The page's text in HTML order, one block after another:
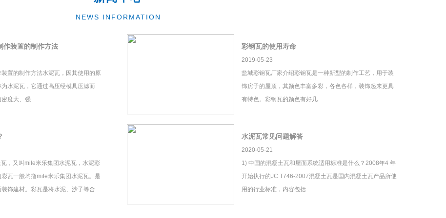
NEWS INFORMATION
作装置的制作方法
置的制作方法水泥瓦，因其使用的原
水泥瓦，它通过高压经模具压滤而
度大、强
彩钢瓦的使用寿命
2019-05-23
盐城彩钢瓦厂家介绍彩钢瓦是一种新型的制作工艺，用于装
饰房子的屋顶，其颜色丰富多彩，各色各样，装饰起来更具
有特色。彩钢瓦的颜色有好几
，又叫mile米乐集团水泥瓦，水泥彩
瓦一般均指mile米乐集团水泥瓦。是
饰建材。彩瓦是将水泥、沙子等合
水泥瓦常见问题解答
2020-05-21
1) 中国的混凝土瓦和屋面系统适用标准是什么？2008年4 年
开始执行的JC T746-2007混凝土瓦是国内混凝土瓦产品所使
用的行业标准，内容包括